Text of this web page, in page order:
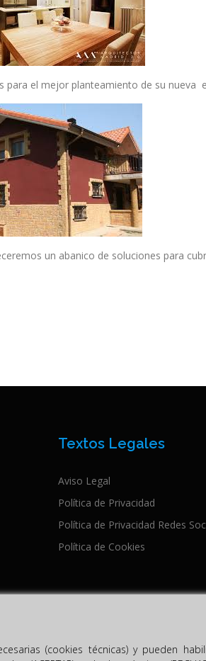
para el mejor planteamiento de su nueva
un abanico de soluciones para
Textos Legales
Aviso Legal
Política de Privacidad
Política de Privacidad Redes
Política de Cookies
(cookies técnicas) y pueden